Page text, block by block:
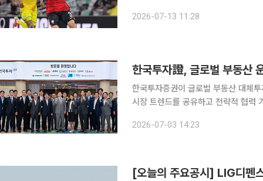
2026-07-13 11:28
한국투자證, 글로벌 부동산
한국투자증권이 글로벌 부동산 대체
시장 트렌드를 공유하고 전략적 협력 기반을 다지는
2026-07-03 14:23
[오늘의 주요공시] LIG디펜